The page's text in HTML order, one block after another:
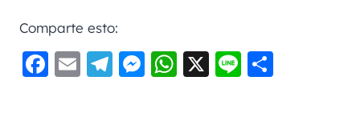
Comparte esto:
F
E
Te M W X
Li